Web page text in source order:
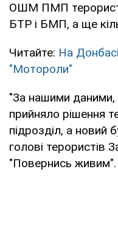
ОШМ ПМП
БТР і БМП, а ще
Читайте: На
"Мотороли"
"За нашими
прийняло рішення
підрозділ, а новий
голові терористів
"Повернись живим".